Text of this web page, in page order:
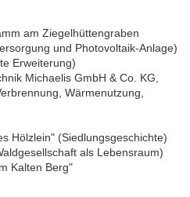
am Ziegelhüttengraben
und Photovoltaik-Anlage)
Erweiterung)
Michaelis GmbH & Co. KG,
Wärmenutzung,
Hölzlein" (Siedlungsgeschichte)
als Lebensraum)
Kalten Berg"